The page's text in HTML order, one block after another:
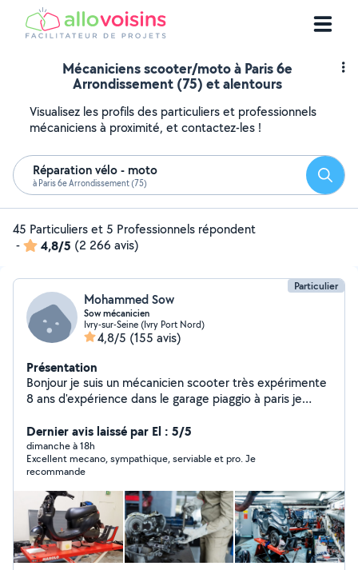
Mécaniciens scooter/moto à Paris 6e
Arrondissement (75) et alentours
Visualisez les profils des particuliers et professionnels
mécaniciens à proximité, et contactez-les !
Réparation vélo - moto
à Paris 6e Arrondissement (75)
45 Particuliers et 5 Professionnels répondent
-
4,8/5 (2 266 avis)
Particulier
Mohammed Sow
Sow mécanicien
Ivry-sur-Seine (Ivry Port Nord)
4,8/5 (155 avis)
Présentation
Bonjour je suis un mécanicien scooter très expérimente
8 ans d'expérience dans le garage piaggio à paris je
cordialement
Dernier avis laissé par El : 5/5
dimanche à 18h
Excellent mecano, sympathique, serviable et pro. Je
recommande